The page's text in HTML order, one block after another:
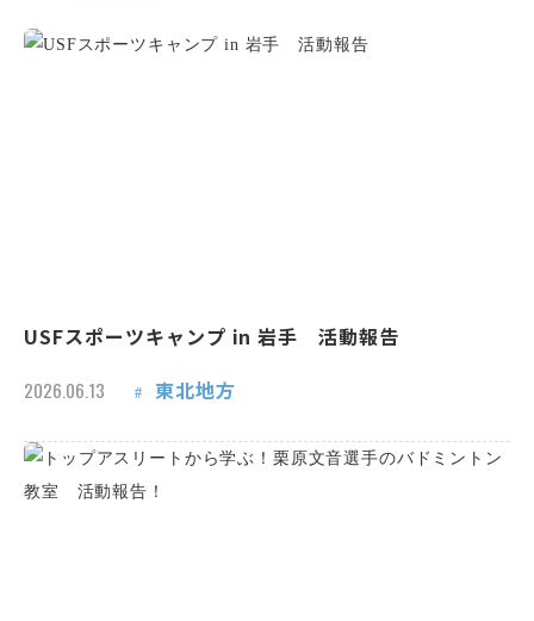
USFスポーツキャンプ in 岩手 活動報告
2026.06.13 東北地方